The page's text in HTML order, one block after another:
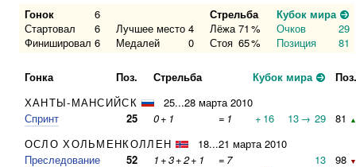
Гонок 6 Стрельба
Кубок мира
Стартовал
6 Лучшее место 4 Лёжа 71 % Очков
29
Финишировал 6 Медалей 0 Стоя 65% Позиция 81
Гонка Поз. Стрельба Кубок мира
Поз.
ХАНТЫ-МАНСИЙСК
25...28 марта 2010
Спринт
25 0+ 1 = 1 + 16 13→ 29 81
ОСЛО ХОЛЬМЕНКОЛЛЕН
18...21 марта 2010
Преследование
52 1+3+2+ 1 = 7 13 98